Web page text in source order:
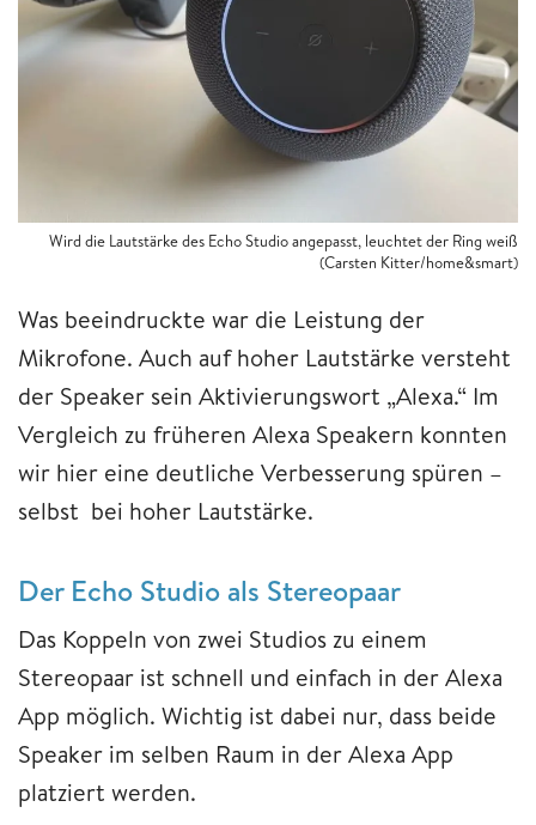
Wird die Lautstärke des Echo Studio angepasst, leuchtet der Ring weiß
(Carsten Kitter/home&smart)
Was beeindruckte war die Leistung der
Mikrofone. Auch auf hoher Lautstärke versteht
der Speaker sein Aktivierungswort „Alexa.“ Im
Vergleich zu früheren Alexa Speakern konnten
wir hier eine deutliche Verbesserung spüren –
selbst bei hoher Lautstärke.
Der Echo Studio als Stereopaar
Das Koppeln von zwei Studios zu einem
Stereopaar ist schnell und einfach in der Alexa
App möglich. Wichtig ist dabei nur, dass beide
Speaker im selben Raum in der Alexa App
platziert werden.